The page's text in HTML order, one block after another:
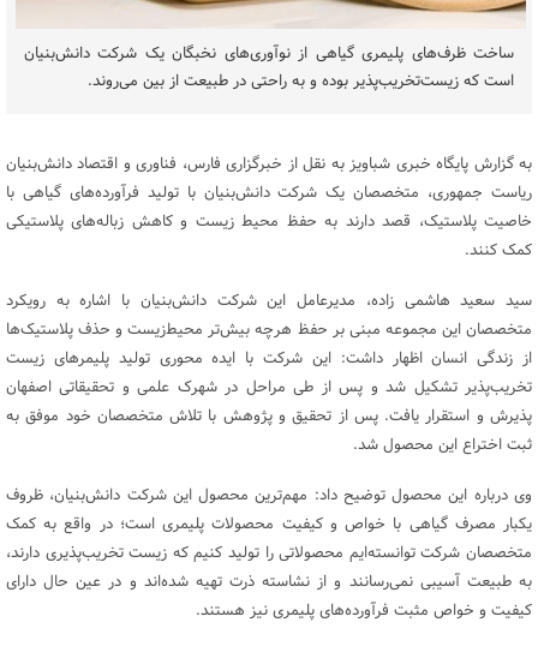
ساخت ظرف‌های پلیمری گیاهی از نوآوری‌های نخبگان یک شرکت دانش‌بنیان
است که زیست‌تخریب‌پذیر بوده و به راحتی در طبیعت از بین می‌روند.
به گزارش پایگاه خبری شباویز به نقل از خبرگزاری فارس، فناوری و اقتصاد دانش‌بنیان
ریاست جمهوری، متخصصان یک شرکت دانش‌بنیان با تولید فرآورده‌های گیاهی با
خاصیت پلاستیک، قصد دارند به حفظ محیط زیست و کاهش زباله‌های پلاستیکی
کمک کنند.
سید سعید هاشمی زاده، مدیرعامل این شرکت دانش‌بنیان با اشاره به رویکرد
متخصصان این مجموعه مبنی بر حفظ هرچه بیش‌تر محیط‌زیست و حذف پلاستیک‌ها
از زندگی انسان‌ اظهار داشت: این شرکت با ایده‌ محوری تولید پلیمرهای زیست
تخریب‌پذیر تشکیل شد و پس از طی مراحل در شهرک علمی و تحقیقاتی اصفهان
پذیرش و استقرار یافت. پس از تحقیق و پژوهش با تلاش متخصصان خود موفق به
ثبت اختراع این محصول شد.
وی درباره این محصول توضیح داد: مهم‌ترین محصول این شرکت دانش‌بنیان، ظروف
یکبار مصرف گیاهی با خواص و کیفیت محصولات پلیمری است؛ در واقع به کمک
متخصصان شرکت توانسته‌ایم محصولاتی را تولید کنیم که زیست تخریب‌پذیری دارند،
به طبیعت آسیبی نمی‌رسانند و از نشاسته ذرت تهیه شده‌اند و در عین حال دارای
کیفیت و خواص مثبت فرآورده‌های پلیمری نیز هستند.